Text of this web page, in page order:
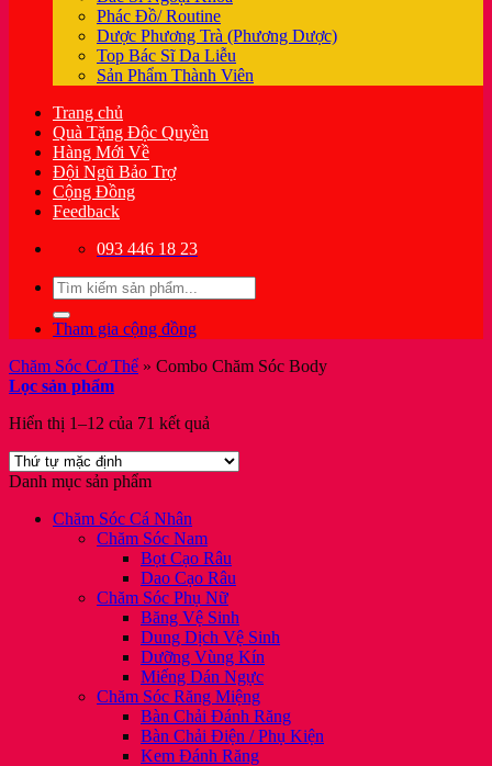
Phác Đồ/ Routine
Dược Phương Trà (Phương Dược)
Top Bác Sĩ Da Liễu
Sản Phẩm Thành Viên
Trang chủ
Quà Tặng Độc Quyền
Hàng Mới Về
Đội Ngũ Bảo Trợ
Cộng Đồng
Feedback
093 446 18 23
Tìm
kiếm:
Tham gia cộng đồng
Chăm Sóc Cơ Thể » Combo Chăm Sóc Body
Lọc sản phẩm
Hiển thị 1–12 của 71 kết quả
Danh mục sản phẩm
Chăm Sóc Cá Nhân
Chăm Sóc Nam
Bọt Cạo Râu
Dao Cạo Râu
Chăm Sóc Phụ Nữ
Băng Vệ Sinh
Dung Dịch Vệ Sinh
Dưỡng Vùng Kín
Miếng Dán Ngực
Chăm Sóc Răng Miệng
Bàn Chải Đánh Răng
Bàn Chải Điện / Phụ Kiện
Kem Đánh Răng